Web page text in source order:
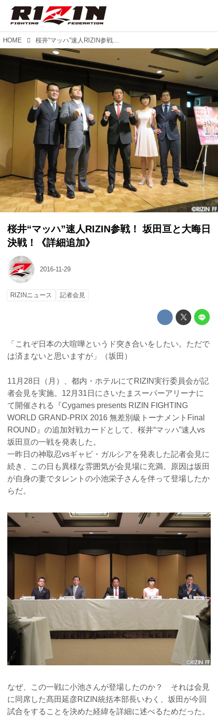
HOME 桜井“マッハ”速人RIZIN参戦！ 坂田亘と大晦日決戦！《詳細追加》
桜井“マッハ”速人RIZIN参戦！ 坂田亘と大晦日
決戦！《詳細追加》
2016-11-29
RIZINニュース 記者会見
「これぞ日本の大喧嘩というド突き合いをしたい。ただで
は済まないと思いますが」（坂田）
11月28日（月）、都内・ホテルにてRIZIN実行委員会が記
者会見を実施。12月31日にさいたまスーパーアリーナに
て開催される『Cygames presents RIZIN FIGHTING
WORLD GRAND-PRIX 2016 無差別級トーナメントFinal
ROUND』の追加対戦カードとして、桜井“マッハ”速人vs
坂田亘の一戦を発表した。
一昨日の神取忍vsギャビ・ガルシアを発表した記者会見に
続き、この日も異様な雰囲気が会見場に充満。原因は坂田
が自身の妻でタレントの小池栄子さんを伴って登場したか
らだ。
なぜ、この一戦に小池さんが登場したのか？ それは会見
に同席した髙田延彦RIZIN統括本部長いわく、坂田が今回
試合をすることを決めた経緯を詳細に述べるためだった。